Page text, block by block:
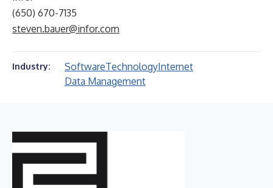
(650) 670-7135
steven.bauer@infor.com
Industry: SoftwareTechnologyInternet
Data Management